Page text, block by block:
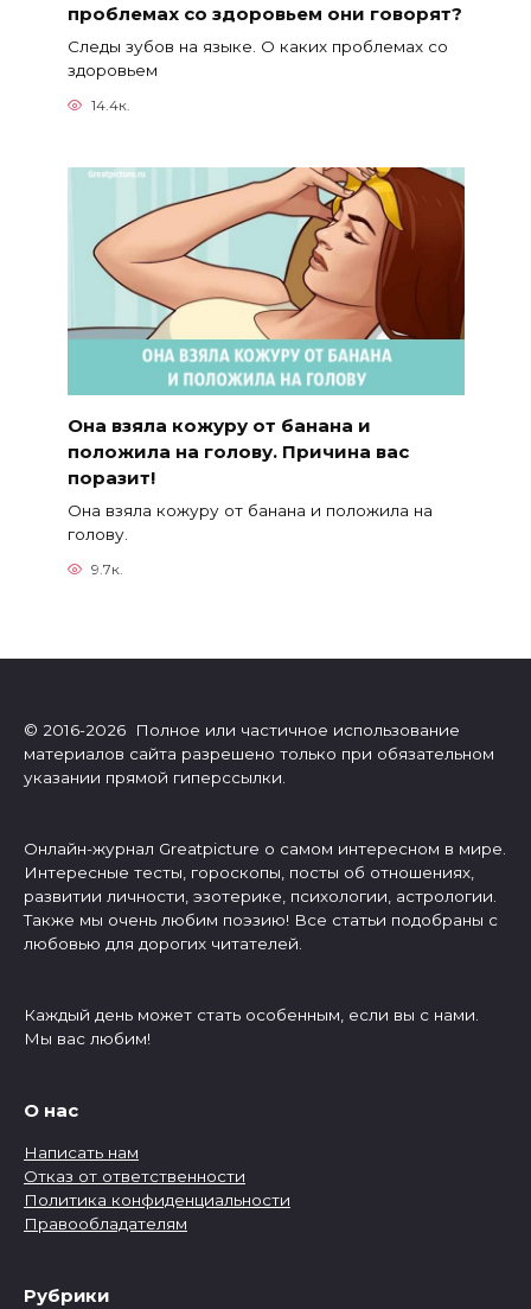
проблемах со здоровьем они говорят?
Следы зубов на языке. О каких проблемах со
здоровьем
14.4к.
Она взяла кожуру от банана и
положила на голову. Причина вас
поразит!
Она взяла кожуру от банана и положила на
голову.
9.7к.
© 2016-2026 Полное или частичное использование
материалов сайта разрешено только при обязательном
указании прямой гиперссылки.
Онлайн-журнал Greatpicture о самом интересном в мире.
Интересные тесты, гороскопы, посты об отношениях,
развитии личности, эзотерике, психологии, астрологии.
Также мы очень любим поэзию! Все статьи подобраны с
любовью для дорогих читателей.
Каждый день может стать особенным, если вы с нами.
Мы вас любим!
О нас
Написать нам
Отказ от ответственности
Политика конфиденциальности
Правообладателям
Рубрики